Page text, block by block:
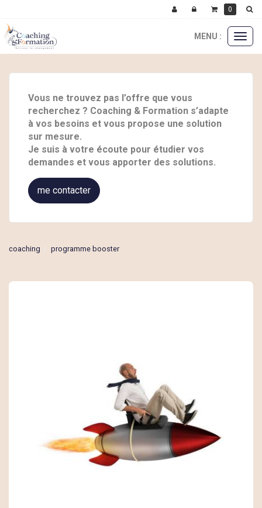
MENU :
Vous ne trouvez pas l’offre que vous
recherchez ? Coaching & Formation s’adapte
à vos besoins et vous propose une solution
sur mesure.
Je suis à votre écoute pour étudier vos
demandes et vous apporter des solutions.
me contacter
coaching programme booster
0